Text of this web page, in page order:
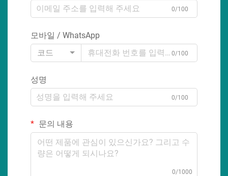
0/100
모바일 / WhatsApp
코드
0/100
성명
0/100
문의 내용
0/1000